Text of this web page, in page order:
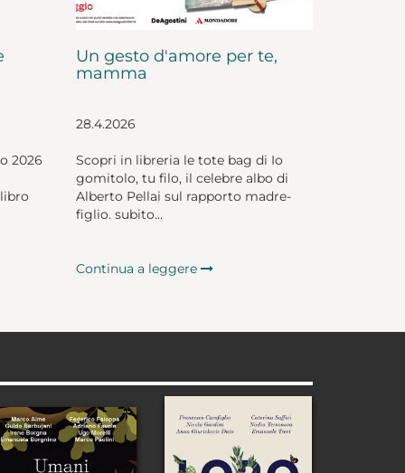
2026
Un gesto d'amore per te,
mamma
28.4.2026
Scopri in libreria le tote bag di Io
gomitolo, tu filo, il celebre albo di
Alberto Pellai sul rapporto madre-
figlio. subito...
Continua a leggere